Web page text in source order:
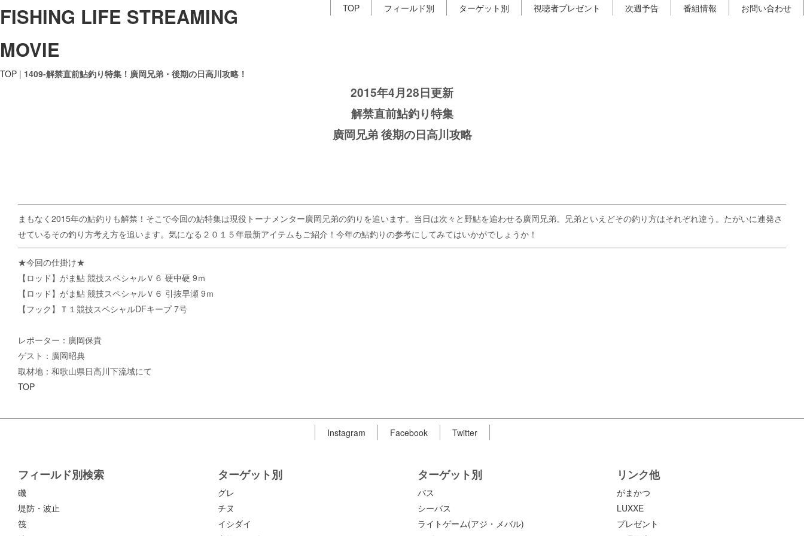
FISHING LIFE STREAMING
MOVIE
TOP フィールド別 ターゲット別 視聴者プレゼント 次週予告 番組情報 お問い合わせ
TOP | 1409-解禁直前鮎釣り特集！廣岡兄弟・後期の日高川攻略！
2015年4月28日更新
解禁直前鮎釣り特集
廣岡兄弟 後期の日高川攻略
まもなく2015年の鮎釣りも解禁！そこで今回の鮎特集は現役トーナメンター廣岡兄弟の釣りを追います。当日は次々と野鮎を追わせる廣岡兄弟。兄弟といえどその釣り方はそれぞれ違う。たがいに連発さ
せているその釣り方考え方を追います。気になる２０１５年最新アイテムもご紹介！今年の鮎釣りの参考にしてみてはいかがでしょうか！
★今回の仕掛け★
【ロッド】がま鮎 競技スペシャルＶ６ 硬中硬 9ｍ
【ロッド】がま鮎 競技スペシャルＶ６ 引抜早瀬 9ｍ
【フック】Ｔ１競技スペシャルDFキープ 7号
レポーター：廣岡保貴
ゲスト：廣岡昭典
取材地：和歌山県日高川下流域にて
TOP
Instagram Facebook Twitter
フィールド別検索
磯
堤防・波止
筏
ターゲット別
グレ
チヌ
イシダイ
ターゲット別
バス
シーバス
ライトゲーム(アジ・メバル)
リンク他
がまかつ
LUXXE
プレゼント